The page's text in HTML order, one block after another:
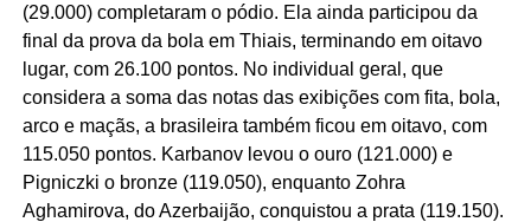
(29.000) completaram o pódio. Ela ainda participou da
final da prova da bola em Thiais, terminando em oitavo
lugar, com 26.100 pontos. No individual geral, que
considera a soma das notas das exibições com fita, bola,
arco e maçãs, a brasileira também ficou em oitavo, com
115.050 pontos. Karbanov levou o ouro (121.000) e
Pigniczki o bronze (119.050), enquanto Zohra
Aghamirova, do Azerbaijão, conquistou a prata (119.150).